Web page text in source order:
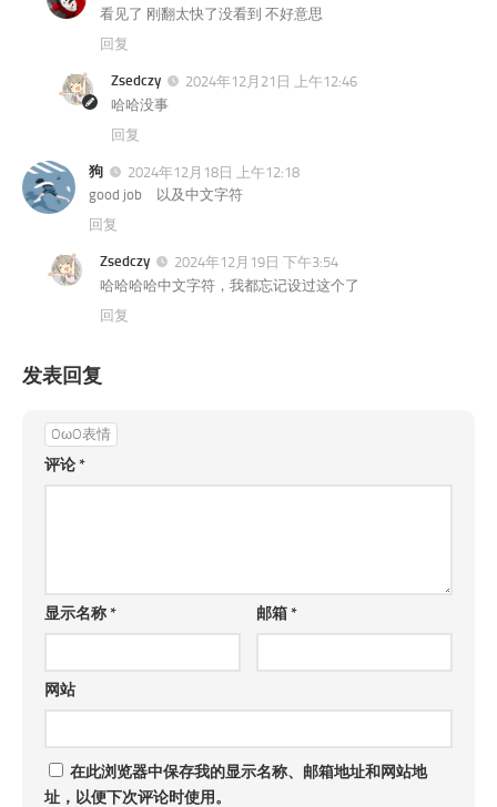
看见了 刚翻太快了没看到 不好意思
回复
Zsedczy
2024年12月21日 上午12:46
哈哈没事
回复
狗
2024年12月18日 上午12:18
good job 以及中文字符
回复
Zsedczy
2024年12月19日 下午3:54
哈哈哈哈中文字符，我都忘记设过这个了
回复
发表回复
OωO表情
评论*
显示名称* 邮箱*
网站
在此浏览器中保存我的显示名称、邮箱地址和网站地
址，以便下次评论时使用。